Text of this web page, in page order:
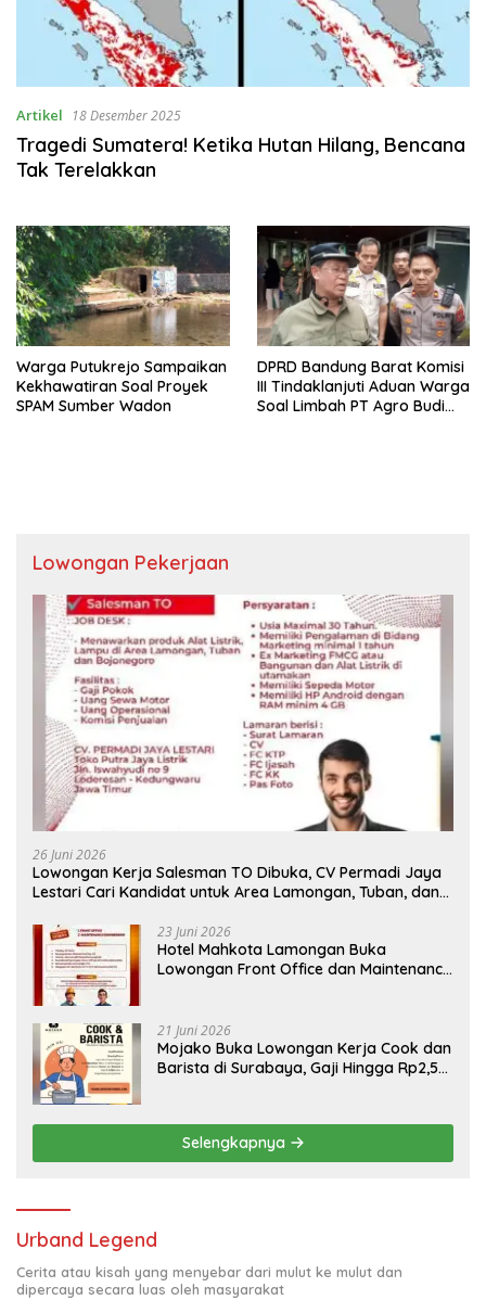
Artikel 18 Desember 2025
Tragedi Sumatera! Ketika Hutan Hilang, Bencana
Tak Terelakkan
Warga Putukrejo Sampaikan
Kekhawatiran Soal Proyek
SPAM Sumber Wadon
DPRD Bandung Barat Komisi
III Tindaklanjuti Aduan Warga
Soal Limbah PT Agro Budi
Lowongan Pekerjaan
26 Juni 2026
Lowongan Kerja Salesman TO Dibuka, CV Permadi Jaya
Lestari Cari Kandidat untuk Area Lamongan, Tuban, dan
23 Juni 2026
Hotel Mahkota Lamongan Buka
Lowongan Front Office dan Maintenance
21 Juni 2026
Mojako Buka Lowongan Kerja Cook dan
Barista di Surabaya, Gaji Hingga Rp2,5
Selengkapnya
Urband Legend
Cerita atau kisah yang menyebar dari mulut ke mulut dan
dipercaya secara luas oleh masyarakat